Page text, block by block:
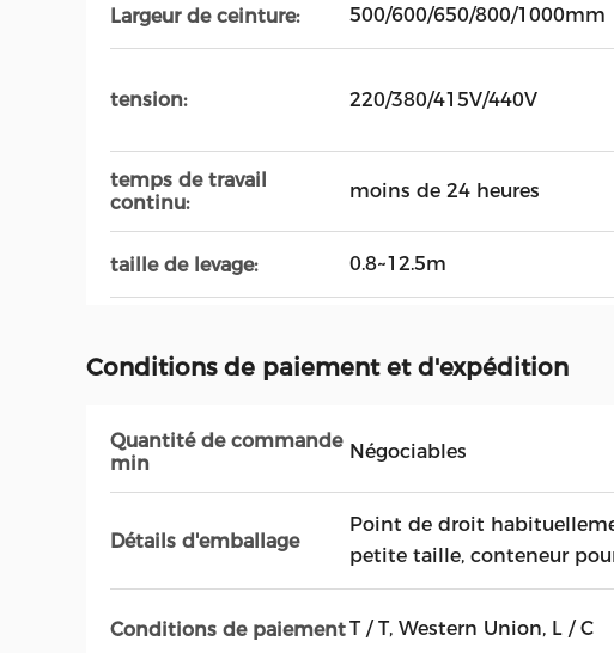
Largeur de ceinture: 500/600/650/800/1000mm
tension: 220/380/415V/440V
temps de travail
continu:
moins de 24 heures
taille de levage: 0.8~12.5m
Conditions de paiement et d'expédition
Quantité de commande
min
Négociables
Détails d'emballage
Point de droit
petite taille, conteneur
Conditions de paiementT / T, Western Union, L / C